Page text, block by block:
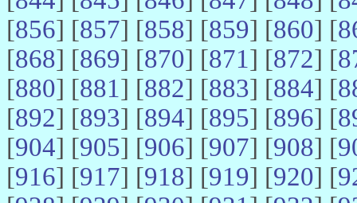
[856] [857] [858] [859] [860] [
[868] [869] [870] [871] [872] [
[880] [881] [882] [883] [884] [
[892] [893] [894] [895] [896] [
[904] [905] [906] [907] [908] [
[916] [917] [918] [919] [920] [